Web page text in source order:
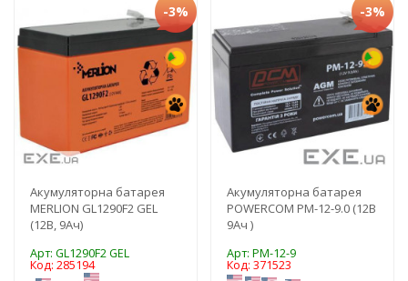
-3%
Акумуляторна батарея
MERLION GL1290F2 GEL
(12В, 9Ач)
Арт: GL1290F2 GEL
Код: 285194
-3%
Акумуляторна батарея
POWERCOM PM-12-9.0 (12В
9Ач )
Арт: PM-12-9
Код: 371523